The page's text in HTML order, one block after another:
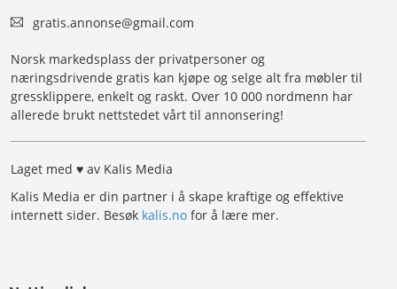
gratis.annonse@gmail.com
Norsk markedsplass der privatpersoner og
næringsdrivende gratis kan kjøpe og selge alt fra møbler til
gressklippere, enkelt og raskt. Over 10 000 nordmenn har
allerede brukt nettstedet vårt til annonsering!
Laget med ♥ av Kalis Media
Kalis Media er din partner i å skape kraftige og effektive
internett sider. Besøk kalis.no for å lære mer.